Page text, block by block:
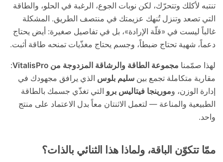
لأكلك وتتحرّك، لكن نوبات الجوع، الرغبة في الحلو، والطاقة
تصعد وتنزل تُنهك عزيمتك في منتصف الطريق. المشكلة
ليست في «قلّة الإرادة»، بل في تفاصيل صغيرة: أيض يحتاج
شهية تحتاج ضبطاً، وجسم يحتاج مغذّيات تمنحه طاقة أثبت.
مجموعة الطاقة والرشاقة المزدوجة من VitalisPro
:
متكاملة تجمع بينسليم بلوسالذي يرافق مجهودك في
الوزن، ومورينجا فيتاليس بروالتي تغذّي جسمك بالطاقة
والمناعة — لتعمل الاثنتان معاً بدل الاعتماد على منتج
الباقة، ولماذا هذا الثنائي بالذات؟